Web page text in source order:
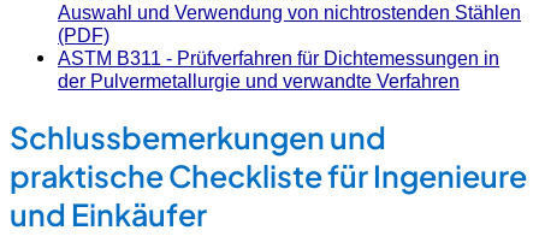
Auswahl und Verwendung von nichtrostenden Stählen
(PDF)
ASTM B311 - Prüfverfahren für Dichtemessungen in
der Pulvermetallurgie und verwandte Verfahren
Schlussbemerkungen und
praktische Checkliste für Ingenieure
und Einkäufer